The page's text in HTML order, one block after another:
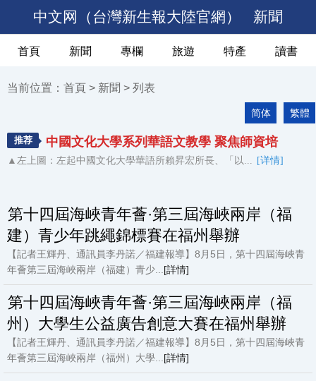
中文网（台灣新生報大陸官網） 新聞
首頁 新聞 專欄 旅遊 特產 讀書
当前位置： 首頁 > 新聞 > 列表
繁體
简体
推荐 中國文化大學系列華語文教學 聚焦師資培
▲左上圖：左起中國文化大學華語所賴昇宏所長、「以... [详情]
第十四屆海峽青年薈·第三屆海峽兩岸（福
建）青少年跳繩錦標賽在福州舉辦
【記者王輝丹、通訊員李丹諾／福建報導】8月5日，第十四屆海峽青
年薈第三屆海峽兩岸（福建）青少... [詳情]
第十四屆海峽青年薈·第三屆海峽兩岸（福
州）大學生公益廣告創意大賽在福州舉辦
【記者王輝丹、通訊員李丹諾／福建報導】8月5日，第十四屆海峽青
年薈第三屆海峽兩岸（福州）大學... [詳情]